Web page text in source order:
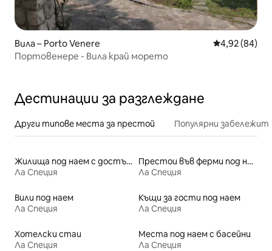
Вила – Porto Venere Средна
4,92 (84)
Портовенере - Вила край морето
Дестинации за разглеждане
Други типове места за престой Популярни
Жилища под наем с достъп до плажа
Ла Специя
Престои във ферми под наем
Ла Специя
Вили под наем
Ла Специя
Къщи за гости под наем
Ла Специя
Хотелски стаи
Ла Специя
Места под наем с басейни
Ла Специя